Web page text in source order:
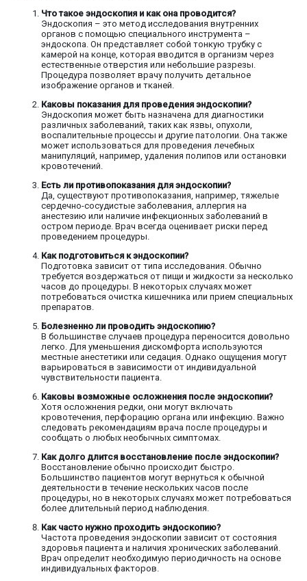
Что такое эндоскопия и как она проводится?
Эндоскопия – это метод исследования внутренних
органов с помощью специального инструмента –
эндоскопа. Он представляет собой тонкую трубку с
камерой на конце, которая вводится в организм через
естественные отверстия или небольшие разрезы.
Процедура позволяет врачу получить детальное
изображение органов и тканей.
Каковы показания для проведения эндоскопии?
Эндоскопия может быть назначена для диагностики
различных заболеваний, таких как язвы, опухоли,
воспалительные процессы и другие патологии. Она также
может использоваться для проведения лечебных
манипуляций, например, удаления полипов или остановки
кровотечений.
Есть ли противопоказания для эндоскопии?
Да, существуют противопоказания, например, тяжелые
сердечно-сосудистые заболевания, аллергия на
анестезию или наличие инфекционных заболеваний в
остром периоде. Врач всегда оценивает риски перед
проведением процедуры.
Как подготовиться к эндоскопии?
Подготовка зависит от типа исследования. Обычно
требуется воздержаться от пищи и жидкости за несколько
часов до процедуры. В некоторых случаях может
потребоваться очистка кишечника или прием специальных
препаратов.
Болезненно ли проводить эндоскопию?
В большинстве случаев процедура переносится довольно
легко. Для уменьшения дискомфорта используются
местные анестетики или седация. Однако ощущения могут
варьироваться в зависимости от индивидуальной
чувствительности пациента.
Каковы возможные осложнения после эндоскопии?
Хотя осложнения редки, они могут включать
кровотечения, перфорацию органа или инфекцию. Важно
следовать рекомендациям врача после процедуры и
сообщать о любых необычных симптомах.
Как долго длится восстановление после эндоскопии?
Восстановление обычно происходит быстро.
Большинство пациентов могут вернуться к обычной
деятельности в течение нескольких часов после
процедуры, но в некоторых случаях может потребоваться
более длительный период наблюдения.
Как часто нужно проходить эндоскопию?
Частота проведения эндоскопии зависит от состояния
здоровья пациента и наличия хронических заболеваний.
Врач определит необходимую периодичность на основе
индивидуальных факторов.